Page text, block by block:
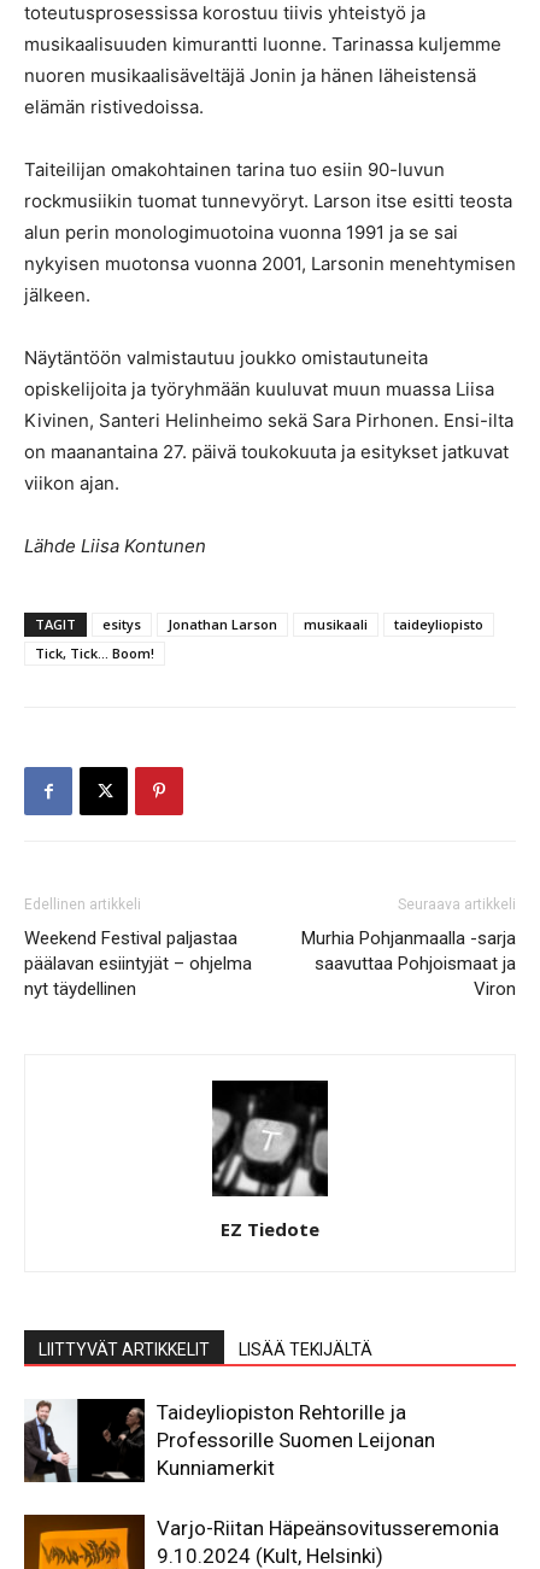
toteutusprosessissa korostuu tiivis yhteistyö ja
musikaalisuuden kimurantti luonne. Tarinassa kuljemme
nuoren musikaalisäveltäjä Jonin ja hänen läheistensä
elämän ristivedoissa.
Taiteilijan omakohtainen tarina tuo esiin 90-luvun
rockmusiikin tuomat tunnevyöryt. Larson itse esitti teosta
alun perin monologimuotoina vuonna 1991 ja se sai
nykyisen muotonsa vuonna 2001, Larsonin menehtymisen
jälkeen.
Näytäntöön valmistautuu joukko omistautuneita
opiskelijoita ja työryhmään kuuluvat muun muassa Liisa
Kivinen, Santeri Helinheimo sekä Sara Pirhonen. Ensi-ilta
on maanantaina 27. päivä toukokuuta ja esitykset jatkuvat
viikon ajan.
Lähde Liisa Kontunen
TAGIT esitys Jonathan Larson musikaali
taideyliopisto
Tick, Tick... Boom!
Edellinen artikkeli
Weekend Festival paljastaa
päälavan esiintyjät – ohjelma
nyt täydellinen
Seuraava artikkeli
Murhia Pohjanmaalla -sarja
saavuttaa Pohjoismaat ja
Viron
EZ Tiedote
LIITTYVÄT ARTIKKELIT LISÄÄ TEKIJÄLTÄ
Taideyliopiston Rehtorille ja
Professorille Suomen Leijonan
Kunniamerkit
Varjo-Riitan Häpeänsovitusseremonia
9.10.2024 (Kult, Helsinki)